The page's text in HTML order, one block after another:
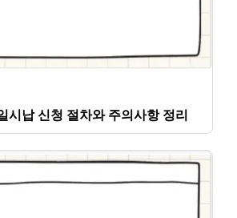
시납 신청 절차와 주의사항 정리